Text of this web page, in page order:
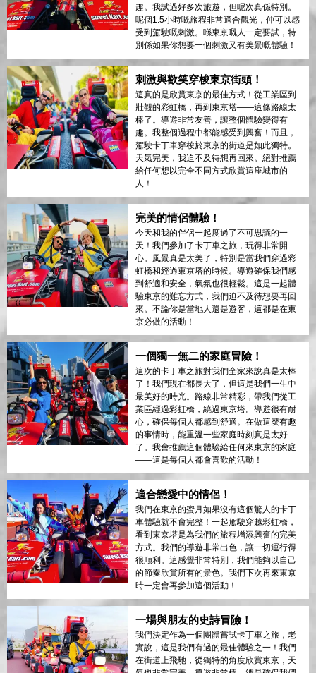
趣。我試過好多次旅遊，但呢次真係特別。
呢個1.5小時嘅旅程非常適合觀光，仲可以感
受到駕駛嘅刺激。喺東京嘅人一定要試，特
別係如果你想要一個刺激又有美景嘅體驗！
刺激與歡笑穿梭東京街頭！
這真的是欣賞東京的最佳方式！從工業區到
壯觀的彩虹橋，再到東京塔——這條路線太
棒了。導遊非常友善，讓整個體驗變得有
趣。我整個過程中都能感受到興奮！而且，
駕駛卡丁車穿梭於東京的街道是如此獨特。
天氣完美，我迫不及待想再回來。絕對推薦
給任何想以完全不同方式欣賞這座城市的
人！
完美的情侶體驗！
今天和我的伴侶一起度過了不可思議的一
天！我們參加了卡丁車之旅，玩得非常開
心。風景真是太美了，特別是當我們穿過彩
虹橋和經過東京塔的時候。導遊確保我們感
到舒適和安全，氣氛也很輕鬆。這是一起體
驗東京的難忘方式，我們迫不及待想要再回
來。不論你是當地人還是遊客，這都是在東
京必做的活動！
一個獨一無二的家庭冒險！
這次的卡丁車之旅對我們全家來說真是太棒
了！我們現在都長大了，但這是我們一生中
最美好的時光。路線非常精彩，帶我們從工
業區經過彩虹橋，繞過東京塔。導遊很有耐
心，確保每個人都感到舒適。在做這麼有趣
的事情時，能重溫一些家庭時刻真是太好
了。我會推薦這個體驗給任何來東京的家庭
——這是每個人都會喜歡的活動！
適合戀愛中的情侶！
我們在東京的蜜月如果沒有這個驚人的卡丁
車體驗就不會完整！一起駕駛穿越彩虹橋，
看到東京塔是為我們的旅程增添興奮的完美
方式。我們的導遊非常出色，讓一切運行得
很順利。這感覺非常特別，我們能夠以自己
的節奏欣賞所有的景色。我們下次再來東京
時一定會再參加這個活動！
一場與朋友的史詩冒險！
我們決定作為一個團體嘗試卡丁車之旅，老
實說，這是我們有過的最佳體驗之一！我們
在街道上飛馳，從獨特的角度欣賞東京，天